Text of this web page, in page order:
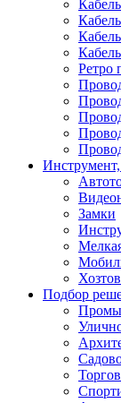
Ретро
Замки
Подбор